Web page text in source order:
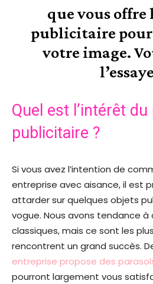
que vous offre
publicitaire pour
votre image.
Quel est l’intérêt du
publicitaire ?
Si vous avez l’intention de
entreprise avec aisance, il est
attarder sur quelques objets
vogue. Nous avons tendance à
classiques, mais ce sont les
rencontrent un grand succès.
entreprise propose des
pourront largement vous